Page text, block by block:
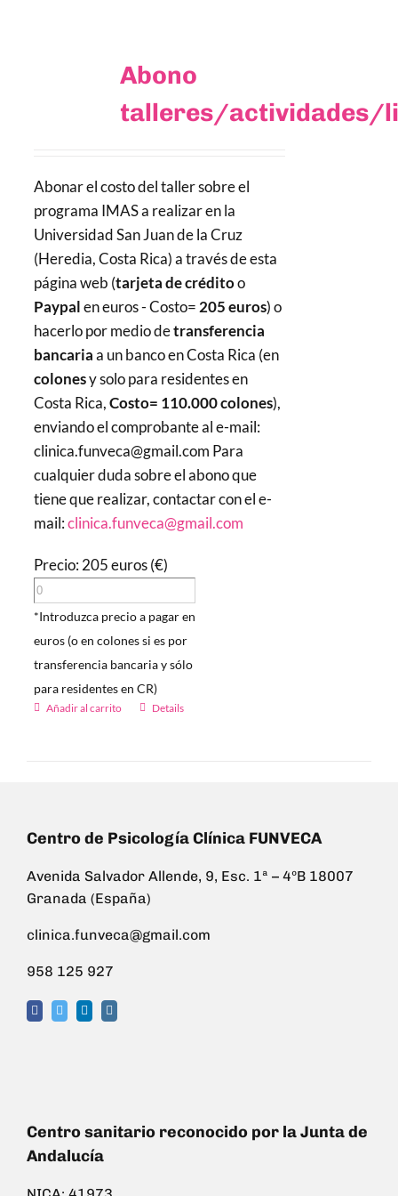
Abono
talleres/actividades/
Abonar el costo del taller sobre el
programa IMAS a realizar en la
Universidad San Juan de la Cruz
(Heredia, Costa Rica) a través de esta
página web (tarjeta de créditoo
Paypalen euros - Costo=205 euros) o
hacerlo por medio detransferencia
bancariaa un banco en Costa Rica (en
colonesy solo para residentes en
Costa Rica,Costo= 110.000 colones),
enviando el comprobante al e-mail:
clinica.funveca@gmail.com Para
cualquier duda sobre el abono que
tiene que realizar, contactar con el e-
mail:clinica.funveca@gmail.com
Precio: 205 euros (€)
*Introduzca precio a pagar en
euros (o en colones si es por
transferencia bancaria y sólo
para residentes en CR)
Añadir al carrito Details
Centro de Psicología Clínica FUNVECA
Avenida Salvador Allende, 9, Esc. 1ª – 4ºB 18007
Granada (España)
clinica.funveca@gmail.com
958 125 927
Centro sanitario reconocido por la Junta de
Andalucía